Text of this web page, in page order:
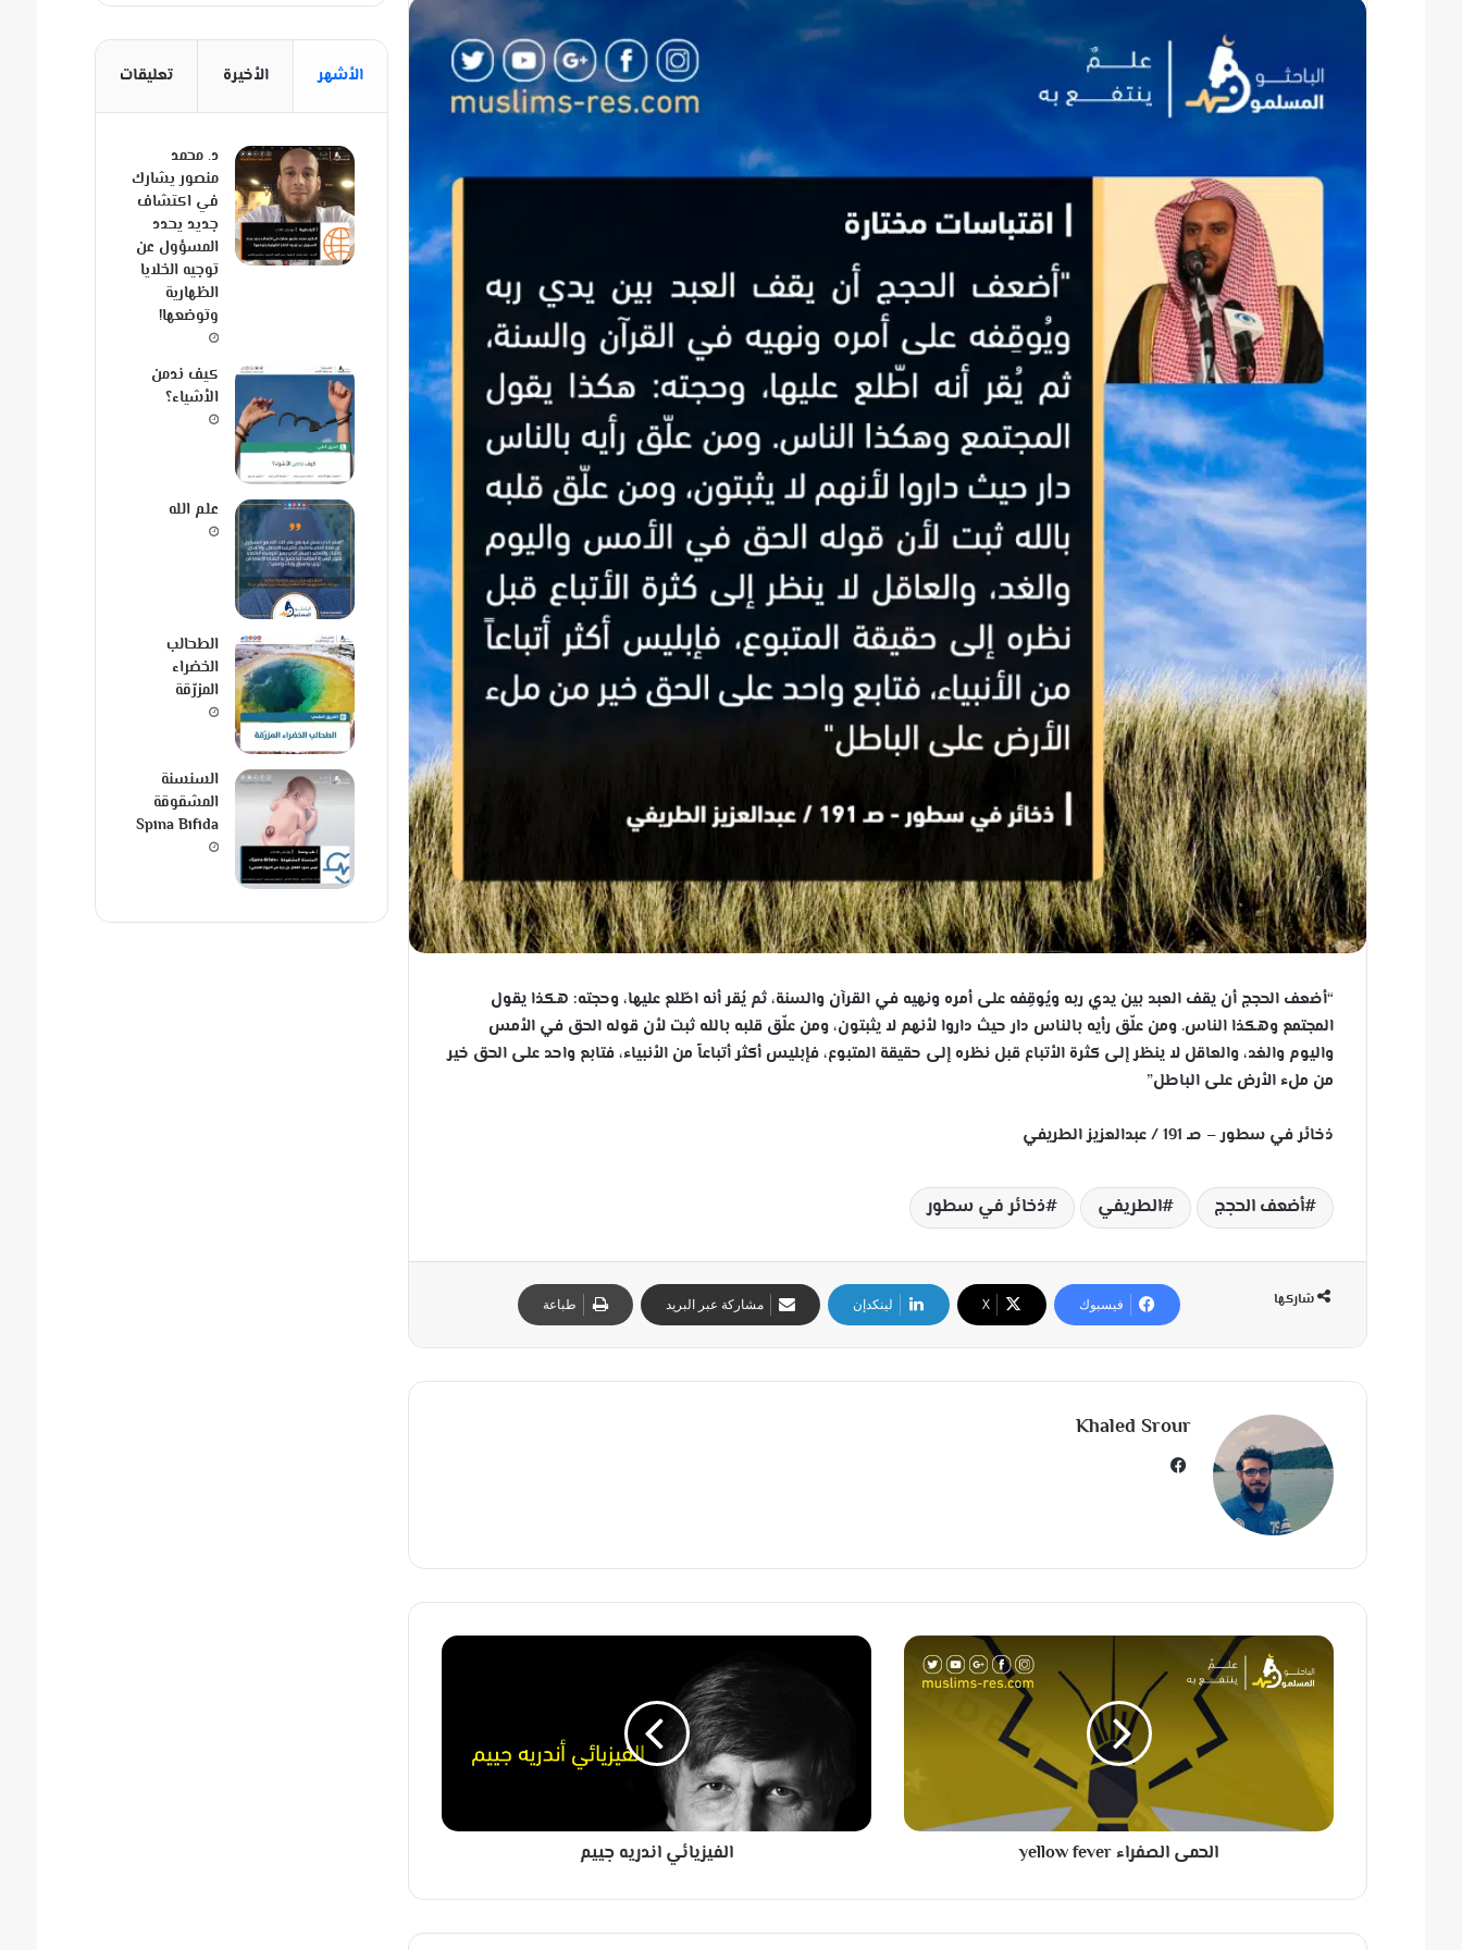
ر
ي
إ
ل
ك
ت
ر
و
ن
ي
“أضعف الحجج أن يقف العبد بين يدي ربه ويُوقِفه على أمره ونهيه في القرآن والسنة، ثم يُقر أنه اطّلع عليها، وحجته: هكذا يقول
المجتمع وهكذا الناس. ومن علّق رأيه بالناس دار حيث داروا لأنهم لا يثبتون، ومن علّق قلبه بالله ثبت لأن قوله الحق في الأمس
واليوم والغد، والعاقل لا ينظر إلى كثرة الأتباع قبل نظره إلى حقيقة المتبوع، فإبليس أكثر أتباعاً من الأنبياء، فتابع واحد على الحق خير
من ملء الأرض على الباطل”
ذخائر في سطور – صـ 191 / عبدالعزيز الطريفي
أضعف الحجج الطريفي ذخائر في سطور
شاركها فيسبوك ‫X لينكدإن مشاركة عبر البريد طباعة
Khaled Srour
ا
ف
ء
الحمى الصفراء yellow fever
ا
ي
د
الفيزيائي اندريه جييم
الأشهر الأخيرة تعليقات
د. محمد
منصور يشارك
في اكتشاف
جديد يحدد
المسؤول عن
توجيه الخلايا
الظهارية
وتوضعها!
كيف ندمن
الأشياء؟
علم الله
الطحالب
الخضراء
المزرّقة
السنسنة
المشقوقة
Spina Bifida